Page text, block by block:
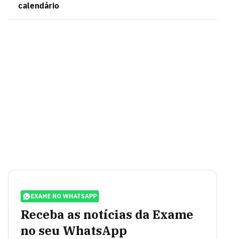
calendário
EXAME NO WHATSAPP
Receba as notícias da Exame
no seu WhatsApp